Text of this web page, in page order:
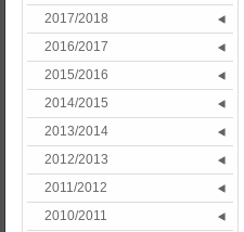
2017/2018
2016/2017
2015/2016
2014/2015
2013/2014
2012/2013
2011/2012
2010/2011